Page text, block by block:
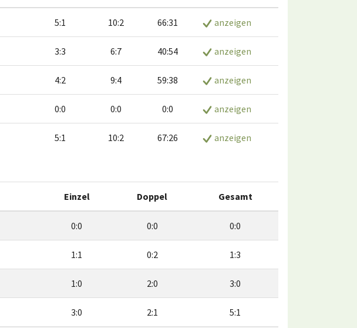
5:1 10:2 66:31 anzeigen
3:3 6:7 40:54 anzeigen
4:2 9:4 59:38 anzeigen
0:0 0:0 0:0 anzeigen
5:1 10:2 67:26 anzeigen
Einzel Doppel Gesamt
0:0 0:0 0:0
1:1 0:2 1:3
1:0 2:0 3:0
3:0 2:1 5:1